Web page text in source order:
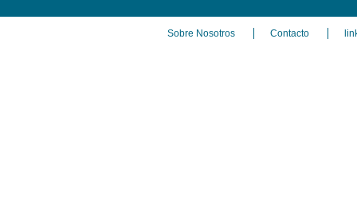
Sobre Nosotros Contacto